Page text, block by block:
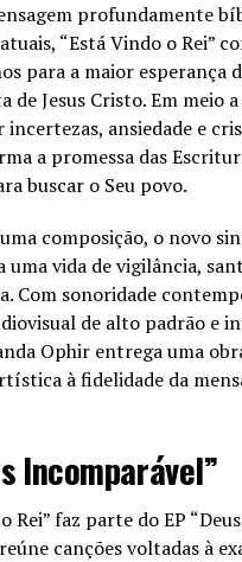
profundamente
“Está Vindo o Rei”
para a maior esperança
de Jesus Cristo. Em meio
incertezas, ansiedade e
a promessa das
buscar o Seu povo.
composição, o novo
uma vida de vigilância,
Com sonoridade
de alto padrão e
Ophir entrega uma
à fidelidade da
Incomparável”
Rei” faz parte do EP
canções voltadas à